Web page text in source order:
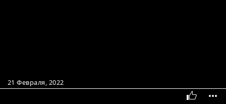
21 Февраля, 2022